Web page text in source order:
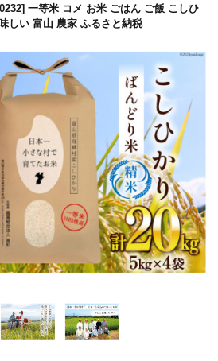
一等米 コメ お米 ごはん ご飯 こしひ
しい 富山 農家 ふるさと納税